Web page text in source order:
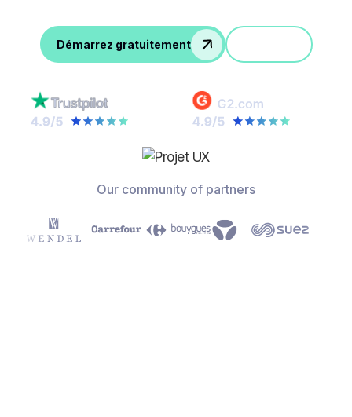
Démarrez gratuitement
Our community of partners